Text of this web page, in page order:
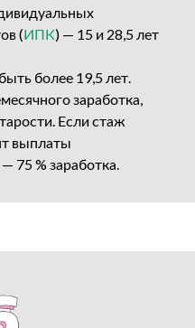
(ИПК) — 15 и 28,5 лет
более 19,5 лет.
заработка,
Если стаж
выплаты
75 % заработка.